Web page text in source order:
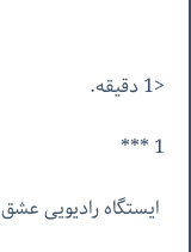
<1 دقیقه.
1 ***
ایستگاه رادیویی عشق